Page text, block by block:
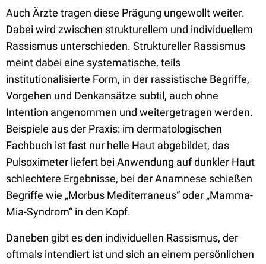
Auch Ärzte tragen diese Prägung ungewollt weiter.
Dabei wird zwischen strukturellem und individuellem
Rassismus unterschieden. Struktureller Rassismus
meint dabei eine systematische, teils
institutionalisierte Form, in der rassistische Begriffe,
Vorgehen und Denkansätze subtil, auch ohne
Intention angenommen und weitergetragen werden.
Beispiele aus der Praxis: im dermatologischen
Fachbuch ist fast nur helle Haut abgebildet, das
Pulsoximeter liefert bei Anwendung auf dunkler Haut
schlechtere Ergebnisse, bei der Anamnese schießen
Begriffe wie „Morbus Mediterraneus“ oder „Mamma-
Mia-Syndrom“ in den Kopf.
Daneben gibt es den individuellen Rassismus, der
oftmals intendiert ist und sich an einem persönlichen